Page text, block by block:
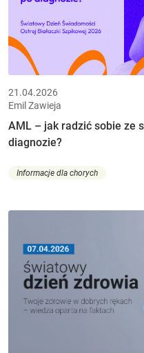
21.04.2026
Emil Zawieja
AML – jak radzić sobie ze
diagnozie?
Informacje dla chorych